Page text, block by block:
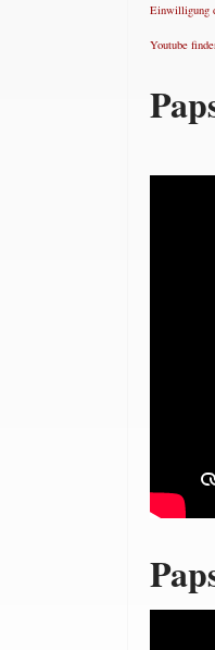
Einwilligung
Youtube